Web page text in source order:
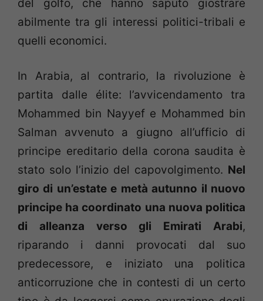
del golfo, che hanno saputo giostrare
abilmente tra gli interessi politici-tribali e
quelli economici.
In Arabia, al contrario, la rivoluzione è
partita dalle élite: l’avvicendamento tra
Mohammed bin Nayyef e Mohammed bin
Salman avvenuto a giugno all’ufficio di
principe ereditario della corona saudita è
stato solo l’inizio del capovolgimento. Nel
giro di un’estate e metà autunno il nuovo
principe ha coordinato una nuova politica
di alleanza verso gli Emirati Arabi,
riparando i danni provocati dal suo
predecessore, e iniziato una politica
anticorruzione che in contesti di un certo